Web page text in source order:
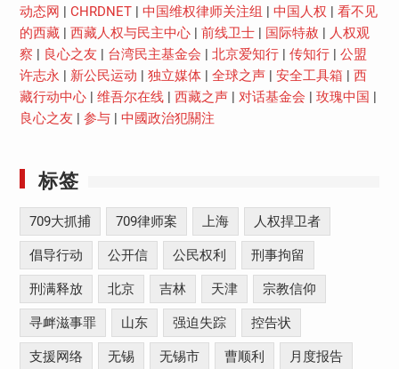
动态网
CHRDNET| 中国维权律师关注组 中国人权
看不见
的西藏| 西藏人权与民主中心| 前线卫士| 国际特赦
人权观
察
良心之友 台湾民主基金会 北京爱知行| 传知行| 公盟
许志永
新公民运动 独立媒体| 全球之声| 安全工具箱
西
藏行动中心| 维吾尔在线| 西藏之声| 对话基金会 玫瑰中国
良心之友
参与| 中國政治犯關注
标签
709大抓捕 709律师案 上海 人权捍卫者
倡导行动 公开信 公民权利 刑事拘留
刑满释放 北京 吉林 天津 宗教信仰
寻衅滋事罪 山东 强迫失踪 控告状
支援网络 无锡 无锡市 曹顺利 月度报告